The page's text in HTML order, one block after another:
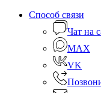
Способ связи
Чат на
MAX
VK